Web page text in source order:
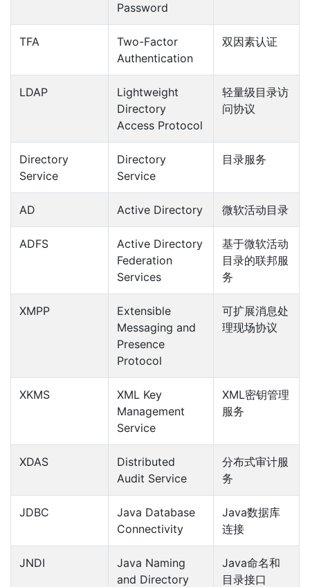
Password
TFA
Two-Factor
Authentication
双因素认证
LDAP
Lightweight
Directory
Access Protocol
轻量级目录访
问协议
Directory
Service
Directory
Service
目录服务
AD Active Directory 微软活动目录
ADFS
Active Directory
Federation
Services
基于微软活动
目录的联邦服
务
XMPP
Extensible
Messaging and
Presence
Protocol
可扩展消息处
理现场协议
XKMS
XML Key
Management
Service
XML密钥管理
服务
XDAS
Distributed
Audit Service
分布式审计服
务
JDBC
Java Database
Connectivity
Java数据库
连接
JNDI
Java Naming
and Directory
Java命名和
目录接口